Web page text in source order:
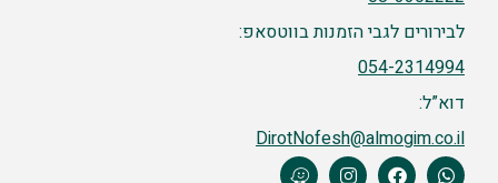
לבירורים לגבי הזמנות בווטסאפ:
054-2314994
דוא”ל:
DirotNofesh@almogim.co.il